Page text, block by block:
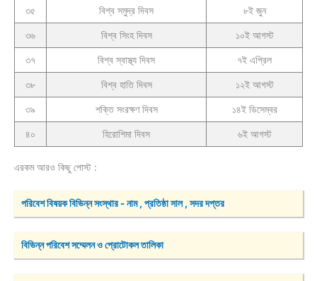
৩৫ বিশ্ব সমুদ্র দিবস ৮ই জুন
৩৬ বিশ্ব সিংহ দিবস ১০ই আগস্ট
৩৭ বিশ্ব স্বাস্থ্য দিবস ৭ই এপ্রিল
৩৮ বিশ্ব হাতি দিবস ১২ই আগস্ট
৩৯ শক্তি সংরক্ষণ দিবস ১৪ই ডিসেম্বর
৪০ হিরোশিমা দিবস ৬ই আগস্ট
এরকম আরও কিছু পোস্ট :
পরিবেশ বিষয়ক বিভিন্ন সংস্থার - নাম , প্রতিষ্ঠা সাল , সদর দপ্তর
বিভিন্ন পরিবেশ সম্মেলন ও প্রোটোকল তালিকা